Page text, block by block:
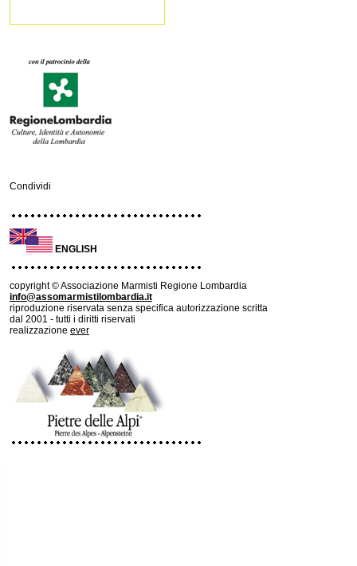
Condividi
ENGLISH
copyright © Associazione Marmisti Regione Lombardia
info@assomarmistilombardia.it
riproduzione riservata senza specifica autorizzazione scritta
dal 2001 - tutti i diritti riservati
realizzazione ever